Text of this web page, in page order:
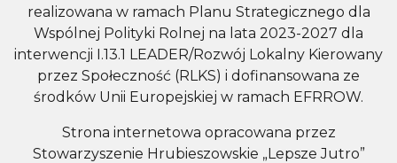
realizowana w ramach Planu Strategicznego dla
Wspólnej Polityki Rolnej na lata 2023-2027 dla
interwencji I.13.1 LEADER/Rozwój Lokalny Kierowany
przez Społeczność (RLKS) i dofinansowana ze
środków Unii Europejskiej w ramach EFRROW.
Strona internetowa opracowana przez
Stowarzyszenie Hrubieszowskie „Lepsze Jutro”